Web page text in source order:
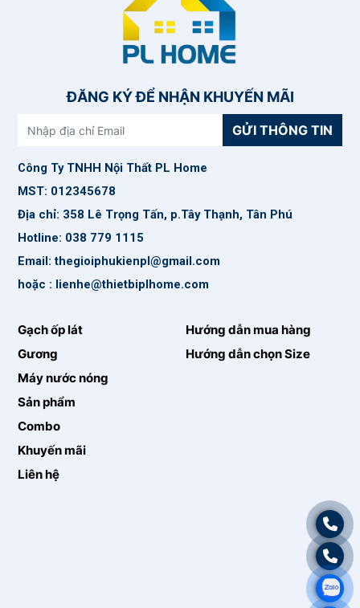
ĐĂNG KÝ ĐỂ NHẬN KHUYẾN MÃI
GỬI THÔNG TIN
Công Ty TNHH Nội Thất PL Home
MST: 012345678
Địa chỉ: 358 Lê Trọng Tấn, p.Tây Thạnh, Tân Phú
Hotline: 038 779 1115
Email: thegioiphukienpl@gmail.com
hoặc : lienhe@thietbiplhome.com
Gạch ốp lát
Gương
Máy nước nóng
Sản phẩm
Combo
Khuyến mãi
Liên hệ
Hướng dẫn mua hàng
Hướng dẫn chọn Size